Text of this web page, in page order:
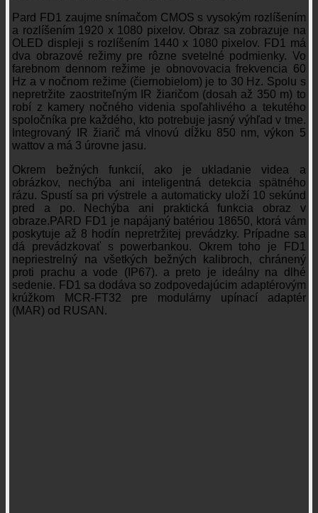
Pard FD1 zaujme snímačom CMOS s vysokým rozlíšením
a rozlíšením 1920 x 1080 pixelov. Obraz sa zobrazuje na
OLED displeji s rozlíšením 1440 x 1080 pixelov. FD1 má
dva obrazové režimy pre rôzne svetelné podmienky. Vo
farebnom dennom režime je obnovovacia frekvencia 60
Hz a v nočnom režime (čiernobielom) je to 30 Hz. Spolu s
nepretržite zaostriteľným IR žiaričom (dosah až 350 m) to
robí z kamery nočného videnia spoľahlivého a tekutého
spoločníka pre každého, kto potrebuje jasný výhľad v tme.
Integrovaný IR žiarič má vlnovú dĺžku 850 nm, výkon 5
wattov a má 3 úrovne jasu.
Okrem bežných funkcií, ako je ukladanie videa a
obrázkov, nechýba ani inteligentná detekcia spätného
rázu. Spustí sa pri výstrele a automaticky uloží 10 sekúnd
pred a po. Nechýba ani praktická funkcia obraz v
obraze.PARD FD1 je napájaný batériou 18650, ktorá vám
poskytuje až 8 hodín nepretržitej prevádzky. Prípadne sa
dá prevádzkovať s powerbankou. Okrem toho je FD1
nepriestrelný na všetkých bežných kalibroch, chránený
proti prachu a vode (IP67). a preto je ideálny na dlhé
sedenie. FD1 sa dodáva so zodpovedajúcim adaptérovým
krúžkom MCR-FT32 pre modulárny upínací adaptér
(MAR) od RUSAN.